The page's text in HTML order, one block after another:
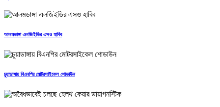
আলমডাঙ্গা এলজিইডির এসও হাবিব
চুয়াডাঙ্গায় বিএনপির মোটরসাইকেল শোডাউন